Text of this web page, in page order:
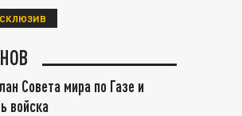
Совета мира по Газе и
войска